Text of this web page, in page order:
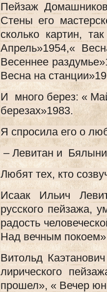
Пейзаж
Стены его
сколько картин,
Апрель»1954,«
Весеннее
Весна на
И много берез: «
березах»1983.
Я спросила его о
– Левитан и
Любят тех, кто
Исаак Ильич
русского пейзажа,
радость
Над вечным
Витольд
лирического
прошел», « Вечер